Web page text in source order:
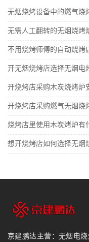
无烟烧烤设备中的燃气烧
无需人工翻转的无烟烧烤
不用烧烤师傅的自动烧烤
开无烟烧烤店选择无烟电
开烧烤店采购木炭烧烤炉
开烧烤店采购燃气无烟烧
烧烤店里使用木炭烤炉有
想开烧烤店如何选择无烟
京建鹏达主营：无烟电